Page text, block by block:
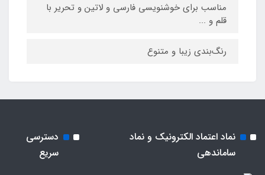
مناسب برای خوشنویسی فارسی و لاتین و تحریر با
قلم و ...
رنگ‌بندی زیبا و متنوع
نماد اعتماد الکترونیک و نماد
ساماندهی
دسترسی
سریع